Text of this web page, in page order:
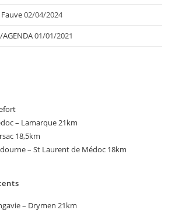
02/04/2024
AGENDA01/01/2021
– Lamarque 21km
18,5km
– St Laurent de Médoc 18km
– Drymen 21km